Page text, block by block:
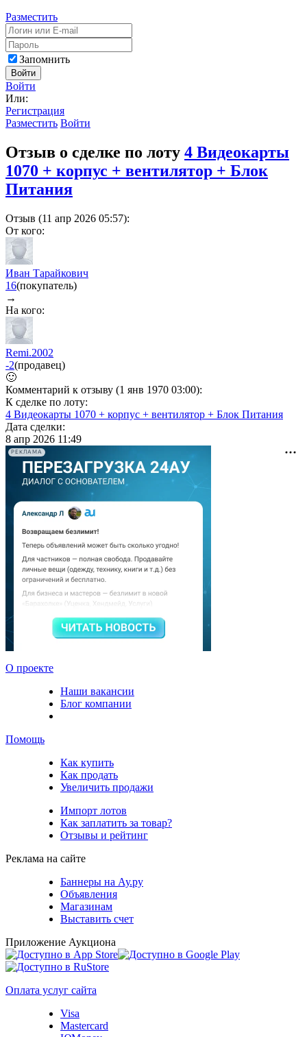
Разместить
Запомнить
Войти
Войти
Или:
Регистрация
Разместить Войти
Отзыв о сделке по лоту 4 Видеокарты
1070 + корпус + вентилятор + Блок
Питания
Отзыв (11 апр 2026 05:57):
От кого:
Иван Тарайкович
16(покупатель)
→
На кого:
Remi.2002
-2(продавец)
🙂
Комментарий к отзыву (1 янв 1970 03:00):
К сделке по лоту:
4 Видеокарты 1070 + корпус + вентилятор + Блок Питания
Дата сделки:
8 апр 2026 11:49
РЕКЛАМА
О проекте
Наши вакансии
Блог компании
Помощь
Как купить
Как продать
Увеличить продажи
Импорт лотов
Как заплатить за товар?
Отзывы и рейтинг
Реклама на сайте
Баннеры на Ау.ру
Объявления
Магазинам
Выставить счет
Приложение Аукциона
Оплата услуг сайта
Visa
Mastercard